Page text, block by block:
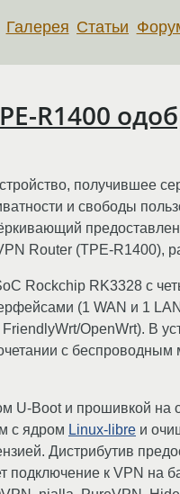
Галерея Статьи
R1400
получившее
и свободы
Router (TPE-R1400),
Rockchip RK3328 с
(1 WAN и 1
OpenWrt). В
с
U-Boot и прошивкой
с ядром Linux-libre и
Дистрибутив
подключение к VPN на